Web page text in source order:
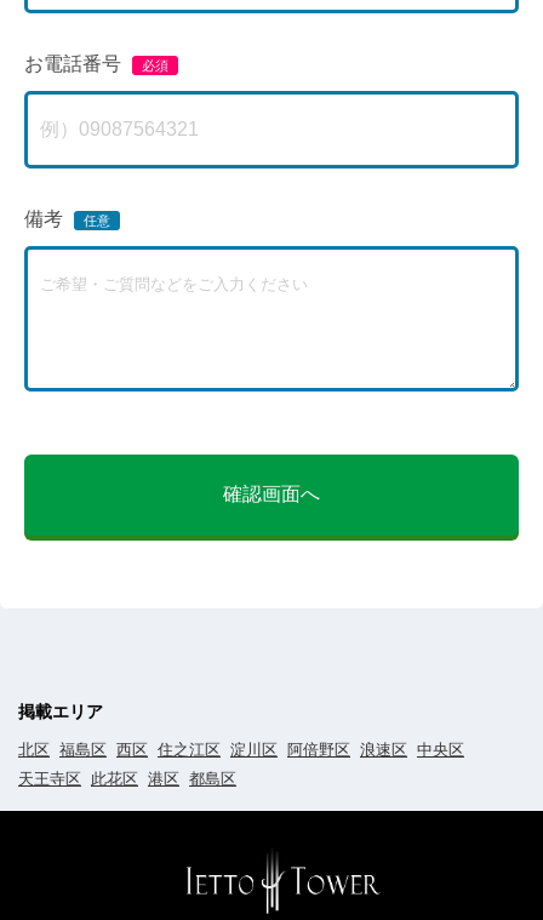
お電話番号
備考
確認画面へ
掲載エリア
北区 福島区 西区 住之江区 淀川区 阿倍野区 浪速区 中央区
天王寺区
此花区 港区 都島区